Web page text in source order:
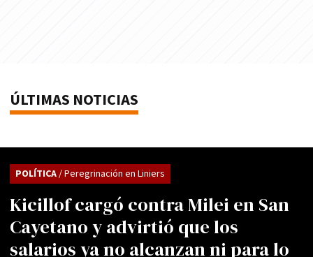
ÚLTIMAS NOTICIAS
Kicillof cargó contra Milei en San
Cayetano y advirtió que los
salarios ya no alcanzan ni para lo
POLÍTICA / Peregrinación en Liniers